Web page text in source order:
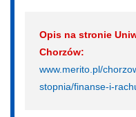
Opis na stronie
Chorzów:
www.merito.pl/
stopnia/finanse-i-